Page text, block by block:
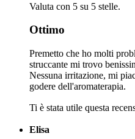
Valuta con 5 su 5 stelle.
Ottimo
Premetto che ho molti
struccante mi trovo
Nessuna irritazione, mi
godere dell'aromaterapia.
Ti è stata utile questa
Elisa